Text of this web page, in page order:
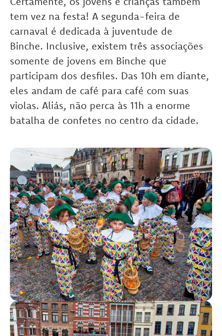
tem vez na festa! A segunda-feira de
carnaval é dedicada à juventude de
Binche. Inclusive, existem três associações
somente de jovens em Binche que
participam dos desfiles. Das 10h em diante,
eles andam de café para café com suas
violas. Aliás, não perca às 11h a enorme
batalha de confetes no centro da cidade.